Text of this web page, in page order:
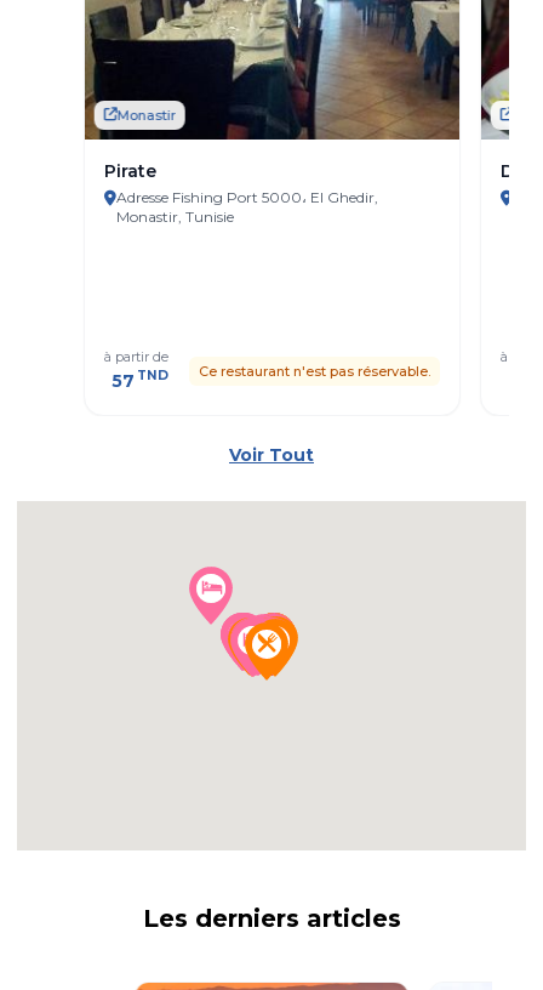
Monastir
Pirate
Adresse Fishing Port 5000، El Ghedir,
Monastir, Tunisie
à partir de
57 TND Ce restaurant n'est pas réservable.
Dar
à
Voir Tout
Les derniers articles